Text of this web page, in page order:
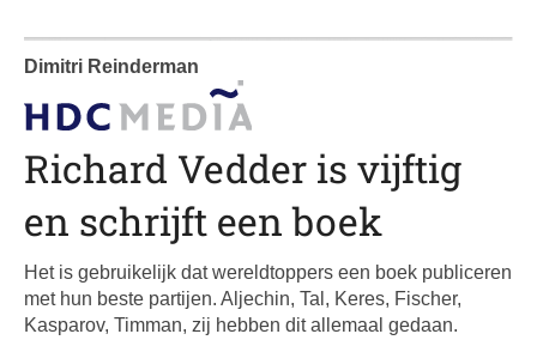
Dimitri Reinderman
Richard Vedder is vijftig
en schrijft een boek
Het is gebruikelijk dat wereldtoppers een boek publiceren
met hun beste partijen. Aljechin, Tal, Keres, Fischer,
Kasparov, Timman, zij hebben dit allemaal gedaan.